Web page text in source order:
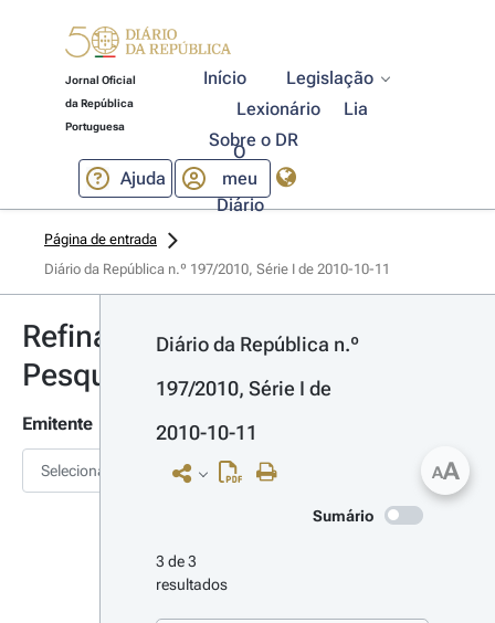
Jornal Oficial
da República
Portuguesa
Início
Legislação
Lexionário
Lia
Sobre o DR
Ajuda
O
meu
Diário
Página de entrada
Diário da República n.º 197/2010, Série I de 2010-10-11
Refinar
Pesquisa
Emitente
Selecionar
Diário da República n.º
197/2010, Série I de
2010-10-11
Sumário
3 de 3
resultados
AA